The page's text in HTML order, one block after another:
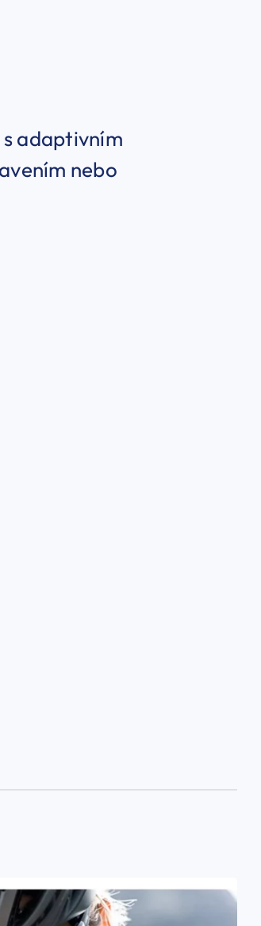
adaptivním
nebo